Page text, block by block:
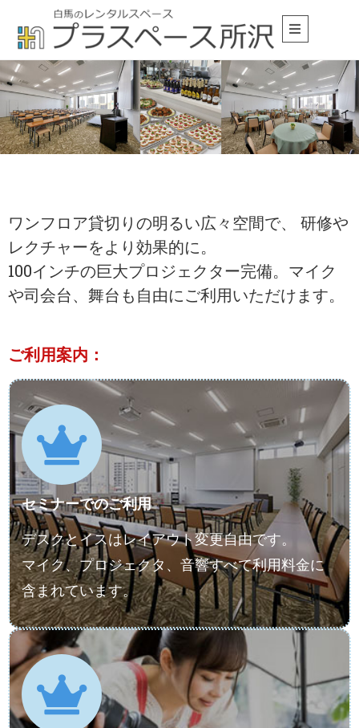
ワンフロア貸切りの明るい広々空間で、 研修や
レクチャーをより効果的に。
100インチの巨大プロジェクター完備。マイク
や司会台、舞台も自由にご利用いただけます。
ご利用案内：
セミナーでのご利用
デスクとイスはレイアウト変更自由です。
マイク、プロジェクタ、音響すべて利用料金に
含まれています。